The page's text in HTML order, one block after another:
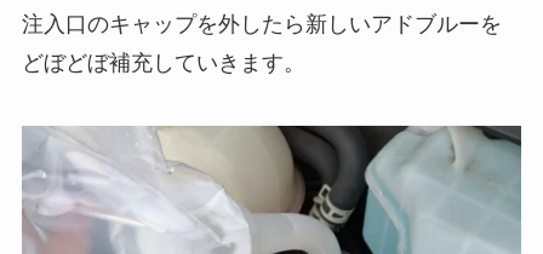
注入口のキャップを外したら新しいアドブルーを
どぼどぼ補充していきます。